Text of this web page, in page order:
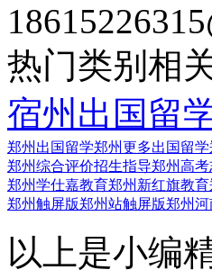
热门类别 相
宿州出国留
郑州出国留学郑州更多出国留学
郑州综合评价招生指导郑州高
郑州学仕嘉教育郑州新红旗教育
郑州触屏版郑州站触屏版郑州
以上是小编